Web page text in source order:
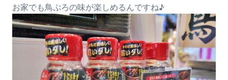
お家でも鳥ぷろの味が楽しめるんですね♪